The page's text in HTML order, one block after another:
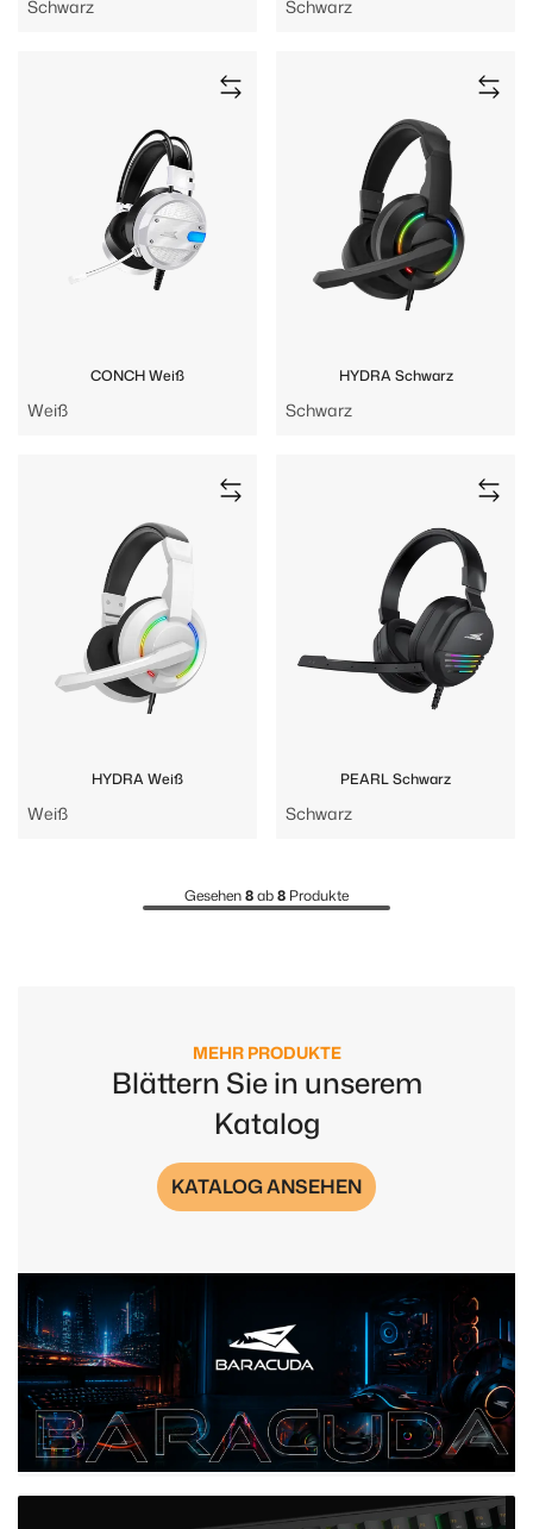
Schwarz Schwarz
CONCH Weiß
Weiß
HYDRA Schwarz
Schwarz
HYDRA Weiß
Weiß
PEARL Schwarz
Schwarz
Gesehen8ab8 Produkte
MEHR PRODUKTE
Blättern Sie in unserem
Katalog
KATALOG ANSEHEN